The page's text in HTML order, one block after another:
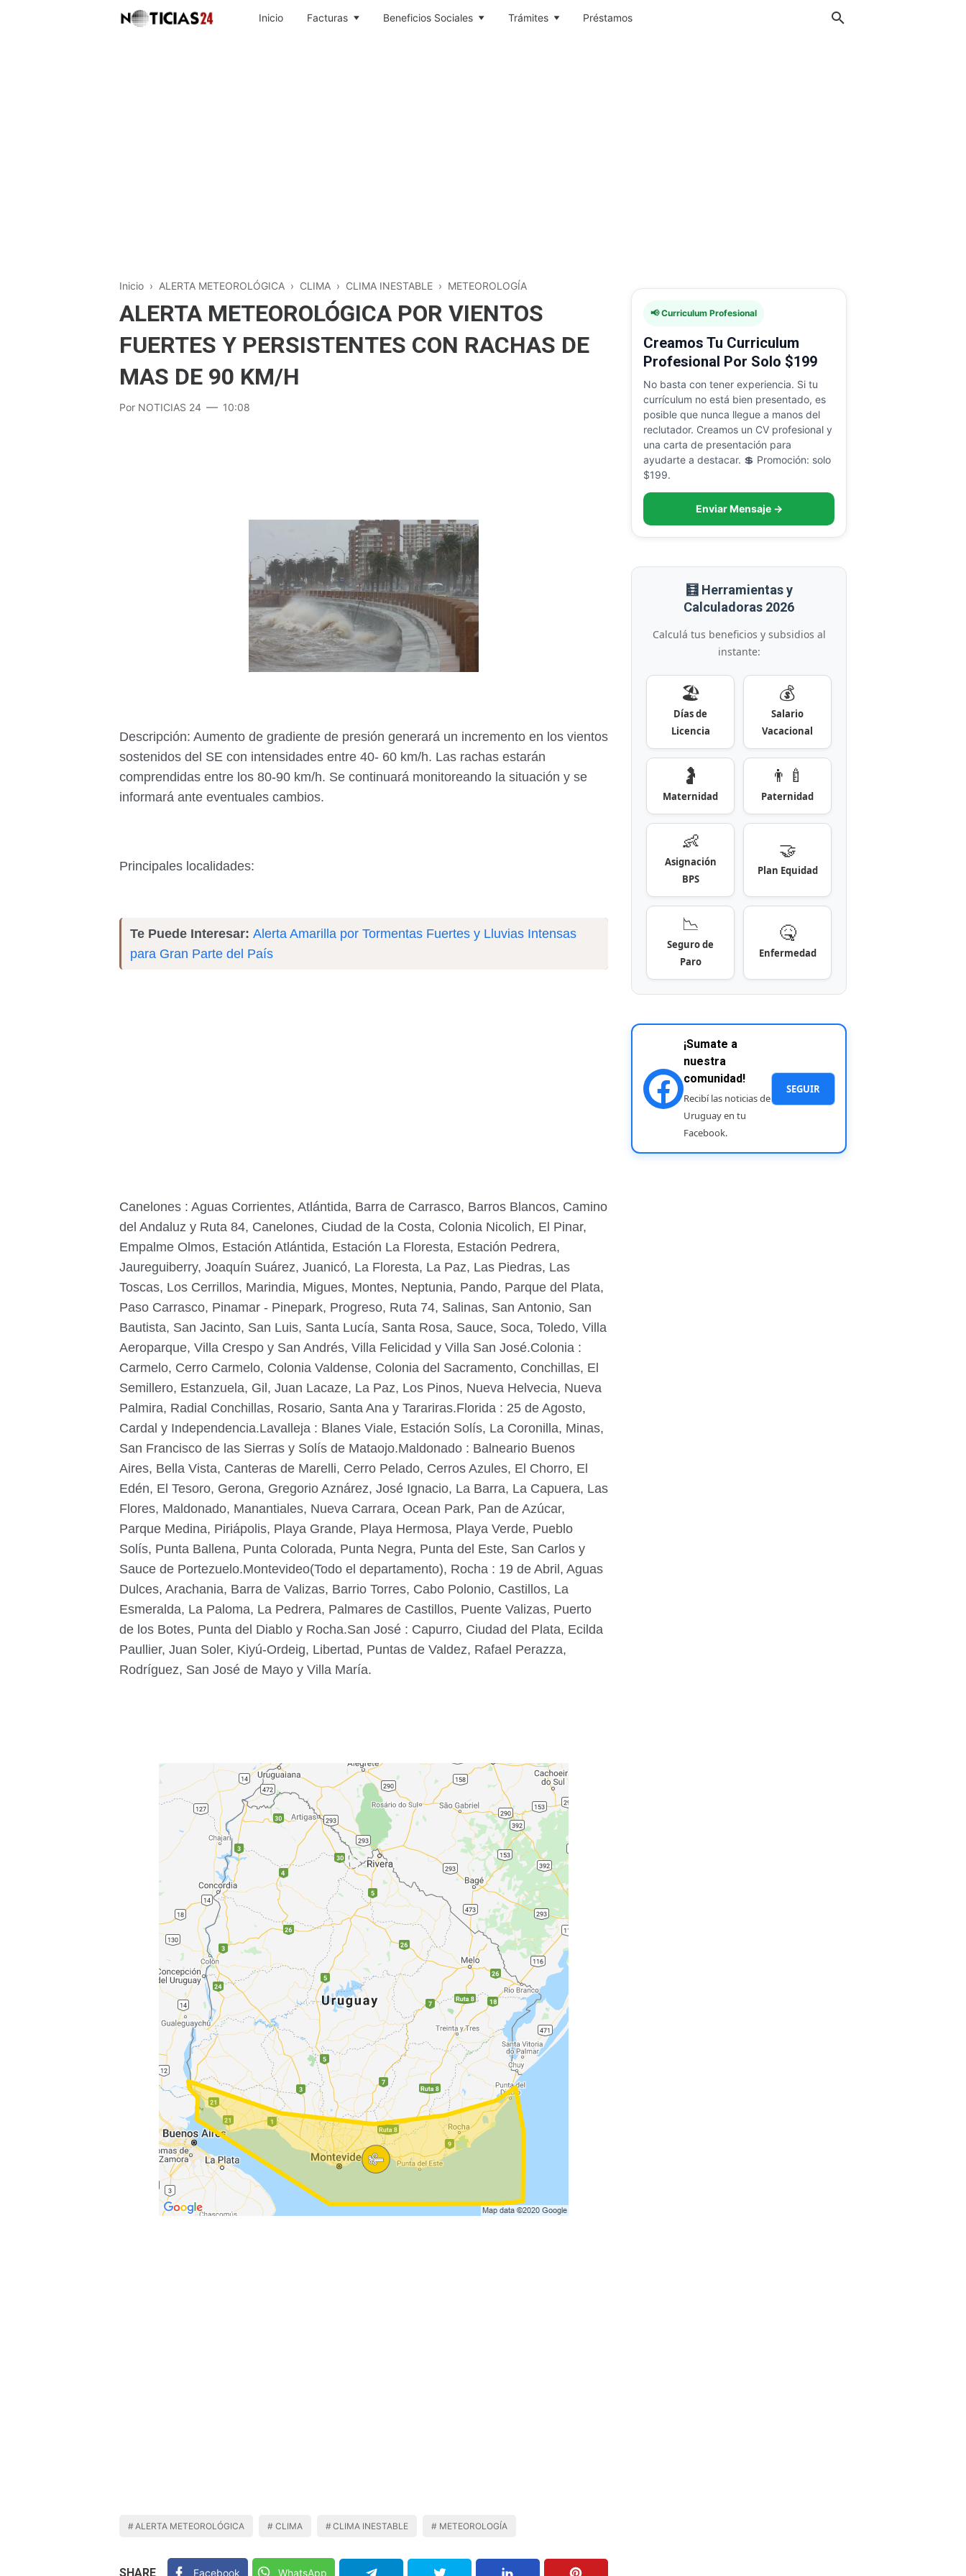
Inicio Facturas Beneficios Sociales Trámites Préstamos
Inicio › ALERTA METEOROLÓGICA › CLIMA › CLIMA INESTABLE › METEOROLOGÍA
ALERTA METEOROLÓGICA POR VIENTOS
FUERTES Y PERSISTENTES CON RACHAS DE
MAS DE 90 KM/H
Por NOTICIAS 24 10:08
Descripción: Aumento de gradiente de presión generará un incremento en los vientos
sostenidos del SE con intensidades entre 40- 60 km/h. Las rachas estarán
comprendidas entre los 80-90 km/h. Se continuará monitoreando la situación y se
informará ante eventuales cambios.
Principales localidades:
Te Puede Interesar: Alerta Amarilla por Tormentas Fuertes y Lluvias Intensas
para Gran Parte del País
Canelones : Aguas Corrientes, Atlántida, Barra de Carrasco, Barros Blancos, Camino
del Andaluz y Ruta 84, Canelones, Ciudad de la Costa, Colonia Nicolich, El Pinar,
Empalme Olmos, Estación Atlántida, Estación La Floresta, Estación Pedrera,
Jaureguiberry, Joaquín Suárez, Juanicó, La Floresta, La Paz, Las Piedras, Las
Toscas, Los Cerrillos, Marindia, Migues, Montes, Neptunia, Pando, Parque del Plata,
Paso Carrasco, Pinamar - Pinepark, Progreso, Ruta 74, Salinas, San Antonio, San
Bautista, San Jacinto, San Luis, Santa Lucía, Santa Rosa, Sauce, Soca, Toledo, Villa
Aeroparque, Villa Crespo y San Andrés, Villa Felicidad y Villa San José.Colonia :
Carmelo, Cerro Carmelo, Colonia Valdense, Colonia del Sacramento, Conchillas, El
Semillero, Estanzuela, Gil, Juan Lacaze, La Paz, Los Pinos, Nueva Helvecia, Nueva
Palmira, Radial Conchillas, Rosario, Santa Ana y Tarariras.Florida : 25 de Agosto,
Cardal y Independencia.Lavalleja : Blanes Viale, Estación Solís, La Coronilla, Minas,
San Francisco de las Sierras y Solís de Mataojo.Maldonado : Balneario Buenos
Aires, Bella Vista, Canteras de Marelli, Cerro Pelado, Cerros Azules, El Chorro, El
Edén, El Tesoro, Gerona, Gregorio Aznárez, José Ignacio, La Barra, La Capuera, Las
Flores, Maldonado, Manantiales, Nueva Carrara, Ocean Park, Pan de Azúcar,
Parque Medina, Piriápolis, Playa Grande, Playa Hermosa, Playa Verde, Pueblo
Solís, Punta Ballena, Punta Colorada, Punta Negra, Punta del Este, San Carlos y
Sauce de Portezuelo.Montevideo(Todo el departamento), Rocha : 19 de Abril, Aguas
Dulces, Arachania, Barra de Valizas, Barrio Torres, Cabo Polonio, Castillos, La
Esmeralda, La Paloma, La Pedrera, Palmares de Castillos, Puente Valizas, Puerto
de los Botes, Punta del Diablo y Rocha.San José : Capurro, Ciudad del Plata, Ecilda
Paullier, Juan Soler, Kiyú-Ordeig, Libertad, Puntas de Valdez, Rafael Perazza,
Rodríguez, San José de Mayo y Villa María.
ALERTA METEOROLÓGICA CLIMA CLIMA INESTABLE METEOROLOGÍA
SHARE Facebook WhatsApp
📢 Curriculum Profesional
Creamos Tu Curriculum
Profesional Por Solo $199
No basta con tener experiencia. Si tu
currículum no está bien presentado, es
posible que nunca llegue a manos del
reclutador. Creamos un CV profesional y
una carta de presentación para
ayudarte a destacar. 💲 Promoción: solo
$199.
Enviar Mensaje →
🧮 Herramientas y
Calculadoras 2026
Calculá tus beneficios y subsidios al
instante:
🏖️
Días de
Licencia
💰
Salario
Vacacional
🤰
Maternidad
👨‍🍼
Paternidad
👶
Asignación
BPS
🤝
Plan Equidad
📉
Seguro de
Paro
🤒
Enfermedad
¡Sumate a
nuestra
comunidad!
Recibí las noticias de
Uruguay en tu
Facebook.
SEGUIR